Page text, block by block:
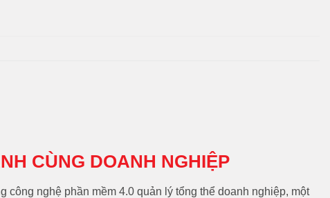
CÙNG DOANH NGHIỆP
nghệ phần mềm 4.0 quản lý tổng thể doanh nghiệp, một